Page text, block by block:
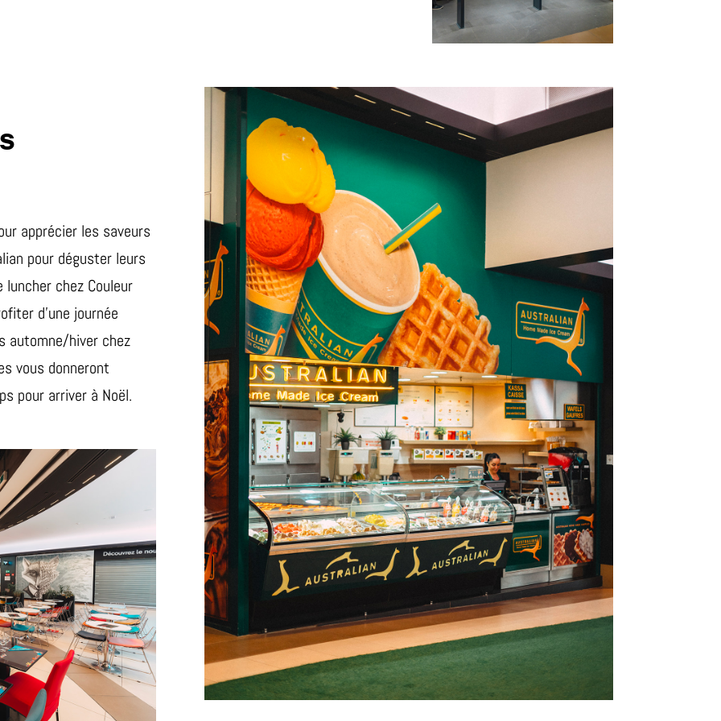
apprécier les saveurs
pour déguster leurs
chez Couleur
d’une journée
automne/hiver chez
vous donneront
pour arriver à Noël.